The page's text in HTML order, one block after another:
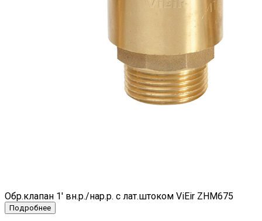
Обр.клапан 1' вн.р./нар.р. с лат.штоком ViEir ZHM675